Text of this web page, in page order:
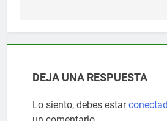
DEJA UNA RESPUESTA
Lo siento, debes estar